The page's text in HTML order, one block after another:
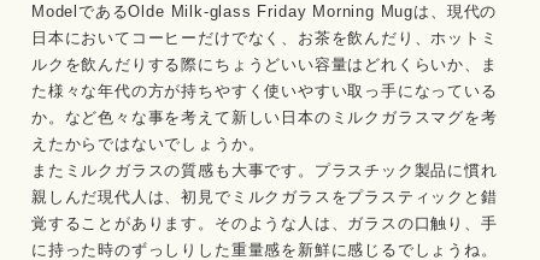
ModelであるOlde Milk-glass Friday Morning Mugは、現代の
日本においてコーヒーだけでなく、お茶を飲んだり、ホットミ
ルクを飲んだりする際にちょうどいい容量はどれくらいか、ま
た様々な年代の方が持ちやすく使いやすい取っ手になっている
か。など色々な事を考えて新しい日本のミルクガラスマグを考
えたからではないでしょうか。
またミルクガラスの質感も大事です。プラスチック製品に慣れ
親しんだ現代人は、初見でミルクガラスをプラスティックと錯
覚することがあります。そのような人は、ガラスの口触り、手
に持った時のずっしりした重量感を新鮮に感じるでしょうね。